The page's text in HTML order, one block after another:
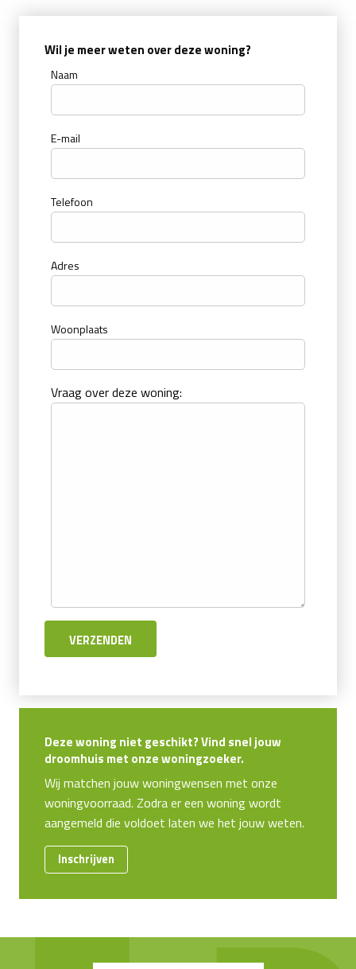
Wil je meer weten over deze woning?
Naam
E-mail
Telefoon
Adres
Woonplaats
Vraag over deze woning:
Deze woning niet geschikt? Vind snel jouw
droomhuis met onze woningzoeker.
Wij matchen jouw woningwensen met onze
woningvoorraad. Zodra er een woning wordt
aangemeld die voldoet laten we het jouw weten.
Inschrijven